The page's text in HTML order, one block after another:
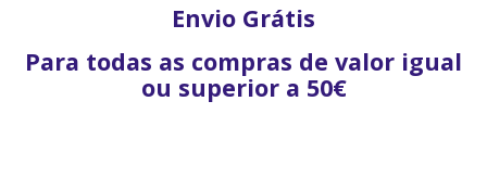
Envio Grátis
Para todas as compras de valor igual
ou superior a 50€